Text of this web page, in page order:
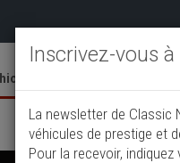
Ajouter une
Inscrivez-vous
La newsletter de Classic
véhicules de prestige et
Pour la recevoir,